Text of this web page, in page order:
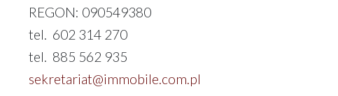
REGON: 090549380
tel. 602 314 270
tel. 885 562 935
sekretariat@immobile.com.pl